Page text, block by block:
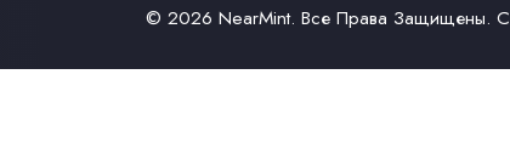
© 2026 NearMint. Все Права Защищены.